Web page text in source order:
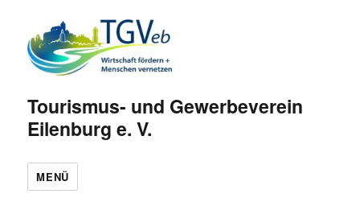
Tourismus- und Gewerbeverein
Eilenburg e. V.
MENÜ